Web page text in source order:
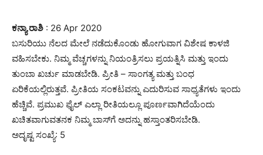
ಕನ್ಯಾ ರಾಶಿ : 26 Apr 2020
ಬಸುರಿಯು ನೆಲದ ಮೇಲೆ ನಡೆದುಕೊಂಡು ಹೋಗುವಾಗ ವಿಶೇಷ ಕಾಳಜಿ
ವಹಿಸಬೇಕು. ನಿಮ್ಮ ವೆಚ್ಚಗಳನ್ನು ನಿಯಂತ್ರಿಸಲು ಪ್ರಯತ್ನಿಸಿ ಮತ್ತು ಇಂದು
ತುಂಬಾ ಖರ್ಚು ಮಾಡಬೇಡಿ. ಪ್ರೀತಿ – ಸಾಂಗತ್ಯ ಮತ್ತು ಬಂಧ
ಏರಿಕೆಯಲ್ಲಿರುತ್ತವೆ. ಪ್ರೀತಿಯ ಸಂಕಟವನ್ನು ಎದುರಿಸುವ ಸಾಧ್ಯತೆಗಳು ಇಂದು
ಹೆಚ್ಚಿವೆ. ಪ್ರಮುಖ ಫೈಲ್ ಎಲ್ಲಾ ರೀತಿಯಲ್ಲೂ ಪೂರ್ಣವಾಗಿದೆಯೆಂದು
ಖಚಿತವಾಗುವತನಕ ನಿಮ್ಮ ಬಾಸ್‌ಗೆ ಅದನ್ನು ಹಸ್ತಾಂತರಿಸಬೇಡಿ.
ಅದೃಷ್ಟ ಸಂಖ್ಯೆ: 5